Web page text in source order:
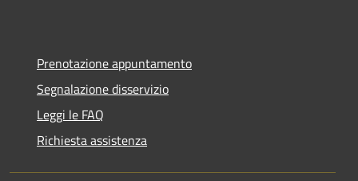
Prenotazione appuntamento
Segnalazione disservizio
Leggi le FAQ
Richiesta assistenza